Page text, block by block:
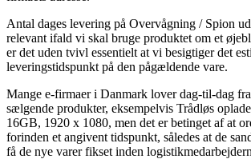
Antal dages levering på Overvågning / Spion
relevant ifald vi skal bruge produktet om et
er det uden tvivl essentielt at vi besigtiger det
leveringstidspunkt på den pågældende vare.
Mange e-firmaer i Danmark lover dag-til-dag
sælgende produkter, eksempelvis Trådløs
16GB, 1920 x 1080, men det er betinget af at
forinden et angivent tidspunkt, således at de
få de nye varer fikset inden